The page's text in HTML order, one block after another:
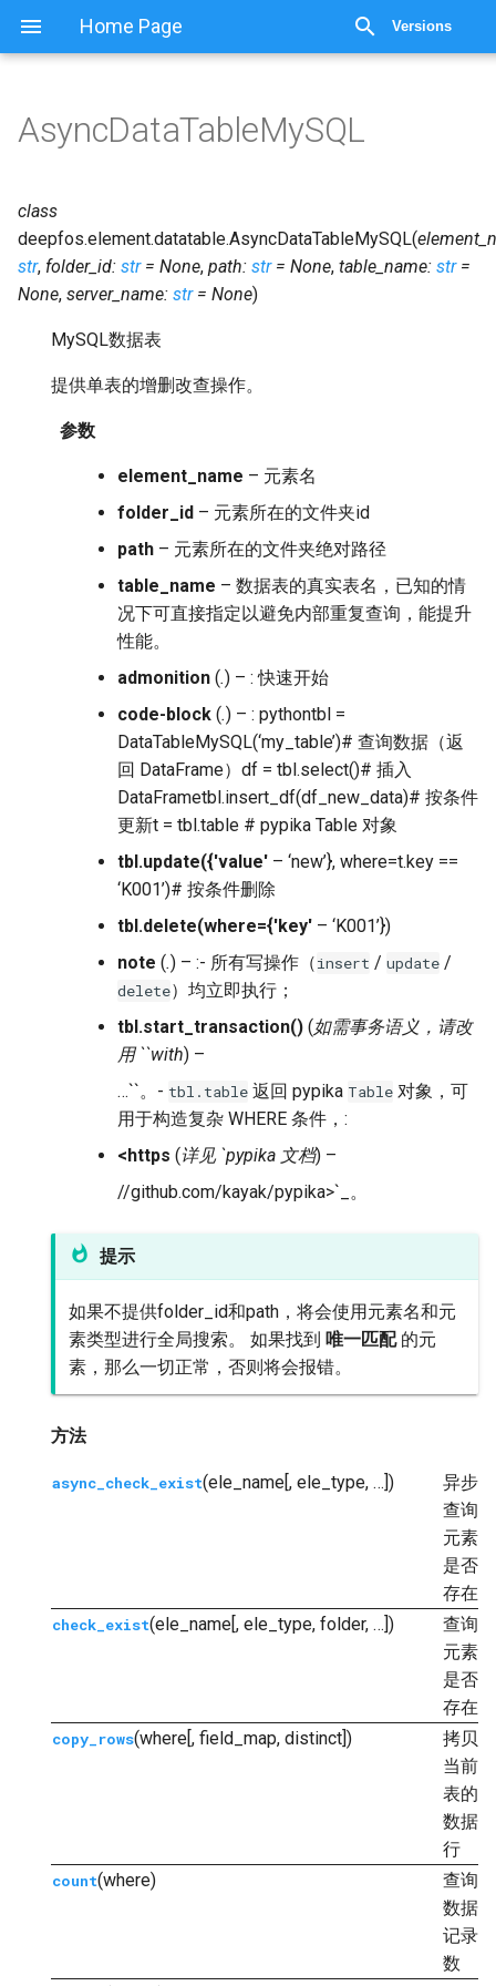
Home Page Versions
显示源代码
AsyncDataTableMySQL
class
deepfos.element.datatable.AsyncDataTableMySQL(
str, folder_id: str = None, path: str = None, table_name: str =
None, server_name: str = None)
MySQL数据表
提供单表的增删改查操作。
参数
element_name – 元素名
folder_id – 元素所在的文件夹id
path – 元素所在的文件夹绝对路径
table_name – 数据表的真实表名，已知的情
况下可直接指定以避免内部重复查询，能提升
性能。
admonition (.) – : 快速开始
code-block (.) – : pythontbl =
DataTableMySQL(‘my_table’)# 查询数据（返
回 DataFrame）df = tbl.select()# 插入
DataFrametbl.insert_df(df_new_data)# 按条件
更新t = tbl.table # pypika Table 对象
tbl.update({'value' – ‘new’}, where=t.key ==
‘K001’)# 按条件删除
tbl.delete(where={'key' – ‘K001’})
note (.) – :- 所有写操作（insert / update /
delete）均立即执行；
tbl.start_transaction() (如需事务语义，请改
用 ``with) –
…``。- tbl.table 返回 pypika Table 对象，可
用于构造复杂 WHERE 条件，:
<https (详见 `pypika 文档) –
//github.com/kayak/pypika>`_。
提示
如果不提供folder_id和path，将会使用元素名和元
素类型进行全局搜索。 如果找到 唯一匹配的元
素，那么一切正常，否则将会报错。
方法
async_check_exist(ele_name[, ele_type, …])
异步
查询
元素
是否
存在
check_exist(ele_name[, ele_type, folder, …])
查询
元素
是否
存在
copy_rows(where[, field_map, distinct])
拷贝
当前
表的
数据
行
count(where)
查询
数据
记录
数